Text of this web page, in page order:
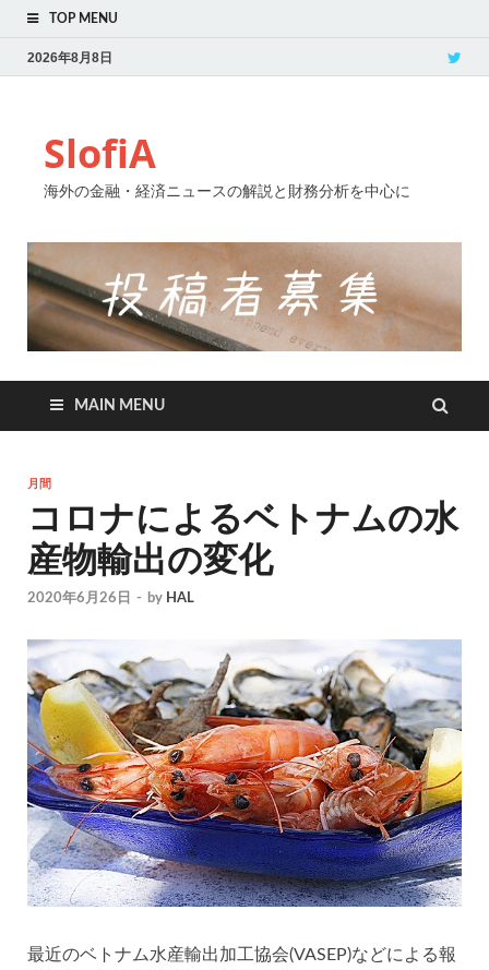
TOP MENU
2026年8月8日
SlofiA
海外の金融・経済ニュースの解説と財務分析を中心に
MAIN MENU
月間
コロナによるベトナムの水
産物輸出の変化
2020年6月26日 - by HAL
最近のベトナム水産輸出加工協会(VASEP)などによる報